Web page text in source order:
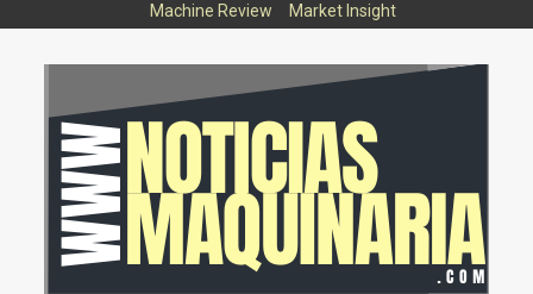
Machine Review
Market Insight